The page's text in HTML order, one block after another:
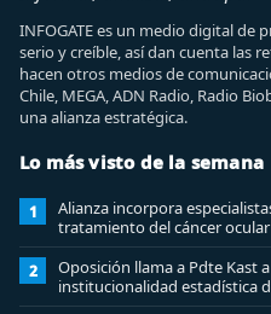
INFOGATE es un medio digital
serio y creíble, así dan cuenta las
hacen otros medios de
Chile, MEGA, ADN Radio, Radio
una alianza estratégica.
Lo más visto de la semana
1
Alianza incorpora
tratamiento del cáncer ocular
2
Oposición llama a Pdte Kast
institucionalidad estadística